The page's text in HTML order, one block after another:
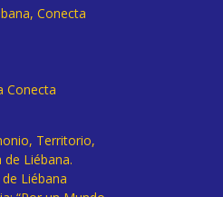
Conecta
Conecta
Territorio,
Liébana.
Liébana